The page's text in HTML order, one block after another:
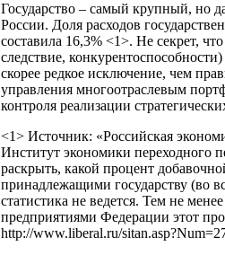
Государство – самый крупный, но
России. Доля расходов
составила 16,3% <1>. Не секрет,
следствие,
скорее редкое исключение, чем
управления многоотраслевым
контроля реализации
<1> Источник: «Российская
Институт экономики переходного
раскрыть, какой процент
принадлежащими государству (во
статистика не ведется. Тем не
предприятиями Федерации этот
http://www.liberal.ru/